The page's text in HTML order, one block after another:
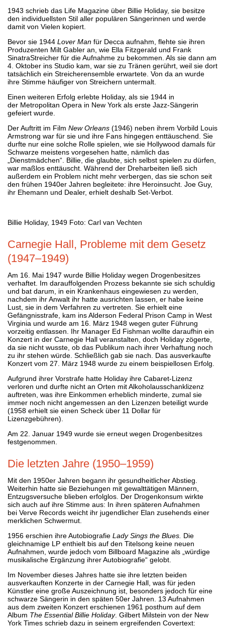
1943 schrieb das Life Magazine über Billie Holiday, sie besitze
den individuellsten Stil aller populären Sängerinnen und werde
damit von Vielen kopiert.
Bevor sie 1944 Lover Man für Decca aufnahm, flehte sie ihren
Produzenten Milt Gabler an, wie Ella Fitzgerald und Frank
SinatraStreicher für die Aufnahme zu bekommen. Als sie dann am
4. Oktober ins Studio kam, war sie zu Tränen gerührt, weil sie dort
tatsächlich ein Streicherensemble erwartete. Von da an wurde
ihre Stimme häufiger von Streichern untermalt.
Einen weiteren Erfolg erlebte Holiday, als sie 1944 in
der Metropolitan Opera in New York als erste Jazz-Sängerin
gefeiert wurde.
Der Auftritt im Film New Orleans (1946) neben ihrem Vorbild Louis
Armstrong war für sie und ihre Fans hingegen enttäuschend. Sie
durfte nur eine solche Rolle spielen, wie sie Hollywood damals für
Schwarze meistens vorgesehen hatte, nämlich das
„Dienstmädchen“. Billie, die glaubte, sich selbst spielen zu dürfen,
war maßlos enttäuscht. Während der Dreharbeiten ließ sich
außerdem ein Problem nicht mehr verbergen, das sie schon seit
den frühen 1940er Jahren begleitete: ihre Heroinsucht. Joe Guy,
ihr Ehemann und Dealer, erhielt deshalb Set-Verbot.
Billie Holiday, 1949 Foto: Carl van Vechten
Carnegie Hall, Probleme mit dem Gesetz
(1947–1949)
Am 16. Mai 1947 wurde Billie Holiday wegen Drogenbesitzes
verhaftet. Im darauffolgenden Prozess bekannte sie sich schuldig
und bat darum, in ein Krankenhaus eingewiesen zu werden,
nachdem ihr Anwalt ihr hatte ausrichten lassen, er habe keine
Lust, sie in dem Verfahren zu vertreten. Sie erhielt eine
Gefängnisstrafe, kam ins Alderson Federal Prison Camp in West
Virginia und wurde am 16. März 1948 wegen guter Führung
vorzeitig entlassen. Ihr Manager Ed Fishman wollte daraufhin ein
Konzert in der Carnegie Hall veranstalten, doch Holiday zögerte,
da sie nicht wusste, ob das Publikum nach ihrer Verhaftung noch
zu ihr stehen würde. Schließlich gab sie nach. Das ausverkaufte
Konzert vom 27. März 1948 wurde zu einem beispiellosen Erfolg.
Aufgrund ihrer Vorstrafe hatte Holiday ihre Cabaret-Lizenz
verloren und durfte nicht an Orten mit Alkoholausschanklizenz
auftreten, was ihre Einkommen erheblich minderte, zumal sie
immer noch nicht angemessen an den Lizenzen beteiligt wurde
(1958 erhielt sie einen Scheck über 11 Dollar für
Lizenzgebühren).
Am 22. Januar 1949 wurde sie erneut wegen Drogenbesitzes
festgenommen.
Die letzten Jahre (1950–1959)
Mit den 1950er Jahren begann ihr gesundheitlicher Abstieg.
Weiterhin hatte sie Beziehungen mit gewalttätigen Männern,
Entzugsversuche blieben erfolglos. Der Drogenkonsum wirkte
sich auch auf ihre Stimme aus: In ihren späteren Aufnahmen
bei Verve Records weicht ihr jugendlicher Elan zusehends einer
merklichen Schwermut.
1956 erschien ihre Autobiografie Lady Sings the Blues. Die
gleichnamige LP enthielt bis auf den Titelsong keine neuen
Aufnahmen, wurde jedoch vom Billboard Magazine als „würdige
musikalische Ergänzung ihrer Autobiografie“ gelobt.
Im November dieses Jahres hatte sie ihre letzten beiden
ausverkauften Konzerte in der Carnegie Hall, was für jeden
Künstler eine große Auszeichnung ist, besonders jedoch für eine
schwarze Sängerin in den späten 50er Jahren. 13 Aufnahmen
aus dem zweiten Konzert erschienen 1961 posthum auf dem
Album The Essential Billie Holiday. Gilbert Milstein von der New
York Times schrieb dazu in seinem ergreifenden Covertext: